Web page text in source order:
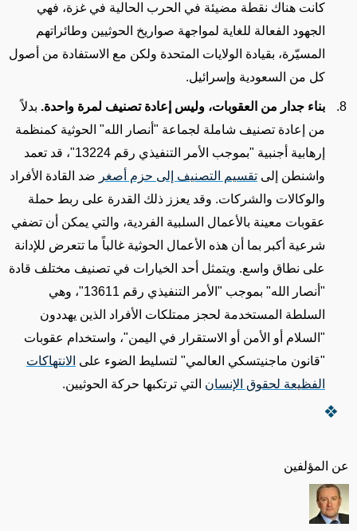
عن المؤلفين
كانت هناك نقطة مضيئة في الحرب الحالية في غزة، فهي
الجهود الفعالة للغاية لمواجهة صواريخ الحوثيين وطائراتهم
المسيّرة، بقيادة الولايات المتحدة ولكن مع الاستفادة من أصول
كل من السعودية وإسرائيل.
بناء جدار من العقوبات، وليس إعادة تصنيف لمرة واحدة. بدلاً
من إعادة تصنيف شاملة لجماعة "أنصار الله" الحوثية كمنظمة
إرهابية أجنبية "بموجب الأمر التنفيذي رقم 13224"
، قد تعمد
واشنطن إلى تقسيم التصنيف إلى حزم أصغر ضد القادة الأفراد
والوكالات والشركات. وقد يعزز ذلك القدرة على ربط حملة
عقوبات معينة بالأعمال السلبية الفردية، والتي يمكن أن تضفي
شرعية أكبر بما أن هذه الأعمال الحوثية غالباً ما تتعرض للإدانة
على نطاق واسع. ويتمثل أحد الخيارات في تصنيف مختلف قادة
"أنصار الله" بموجب "الأمر التنفيذي رقم 13611"، وهي
السلطة المستخدمة لحجز ممتلكات الأفراد الذين يهددون
"السلام أو الأمن أو الاستقرار في اليمن"، واستخدام عقوبات
"قانون ماجنيتسكي العالمي" لتسليط الضوء على الانتهاكات
الفظيعة لحقوق الإنسان التي ترتكبها حركة الحوثيين.